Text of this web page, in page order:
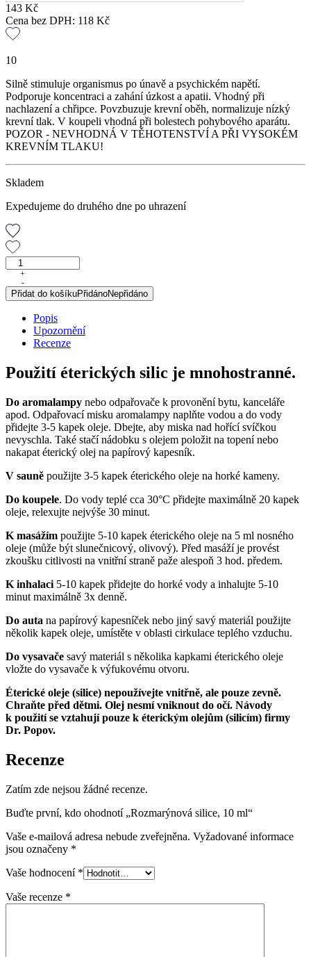
143 Kč
Cena bez DPH: 118 Kč
10
Silně stimuluje organismus po únavě a psychickém napětí.
Podporuje koncentraci a zahání úzkost a apatii. Vhodný při
nachlazení a chřipce. Povzbuzuje krevní oběh, normalizuje nízký
krevní tlak. V koupeli vhodná při bolestech pohybového aparátu.
POZOR - NEVHODNÁ V TĚHOTENSTVÍ A PŘI VYSOKÉM
KREVNÍM TLAKU!
Skladem
Expedujeme do druhého dne po uhrazení
Rozmarýnová
silice,
10
ml
množství
+
-
Přidat do košíkuPřidánoNepřidáno
Popis
Upozornění
Recenze
Použití éterických silic je mnohostranné.
Do aromalampy nebo odpařovače k provonění bytu, kanceláře
apod. Odpařovací misku aromalampy naplňte vodou a do vody
přidejte 3-5 kapek oleje. Dbejte, aby miska nad hořící svíčkou
nevyschla. Také stačí nádobku s olejem položit na topení nebo
nakapat éterický olej na papírový kapesník.
V sauně použijte 3-5 kapek éterického oleje na horké kameny.
Do koupele. Do vody teplé cca 30°C přidejte maximálně 20 kapek
oleje, relexujte nejvýše 30 minut.
K masážím použijte 5-10 kapek éterického oleje na 5 ml nosného
oleje (může být slunečnicový, olivový). Před masáží je provést
zkoušku citlivosti na vnitřní straně paže alespoň 3 hod. předem.
K inhalaci 5-10 kapek přidejte do horké vody a inhalujte 5-10
minut maximálně 3x denně.
Do auta na papírový kapesníček nebo jiný savý materiál použijte
několik kapek oleje, umístěte v oblasti cirkulace teplého vzduchu.
Do vysavače savý materiál s několika kapkami éterického oleje
vložte do vysavače k výfukovému otvoru.
Éterické oleje (silice) nepoužívejte vnitřně, ale pouze zevně.
Chraňte před dětmi. Olej nesmí vniknout do očí. Návody
k použití se vztahují pouze k éterickým olejům (silicím) firmy
Dr. Popov.
Recenze
Zatím zde nejsou žádné recenze.
Buďte první, kdo ohodnotí „Rozmarýnová silice, 10 ml“
Vaše e-mailová adresa nebude zveřejněna. Vyžadované informace
jsou označeny *
Vaše hodnocení *
Vaše recenze *